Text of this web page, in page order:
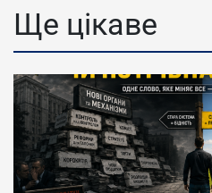
Ще цікаве